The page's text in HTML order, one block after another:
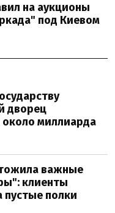
на аукционы
под Киевом
дворец
миллиарда
важные
клиенты
полки